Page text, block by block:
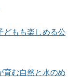
もも楽しめる公
む自然と水のめ